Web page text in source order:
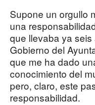
Supone un orgullo
una
que llevaba ya
Gobierno del
que me ha dado
conocimiento del
pero, claro, este
responsabilidad.